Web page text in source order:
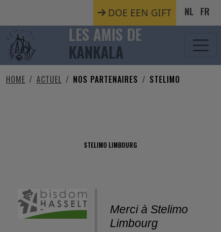
DOE EEN GIFT NL FR
LES AMIS DE
KANKALA
HOME ACTUEL NOS PARTENAIRES STELIMO
STELIMO LIMBOURG
Merci à Stelimo
Limbourg